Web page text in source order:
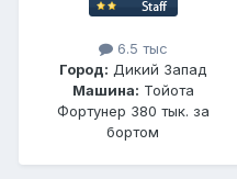
6.5 тыс
Город: Дикий Запад
Машина: Тойота
Фортунер 380 тык. за
бортом